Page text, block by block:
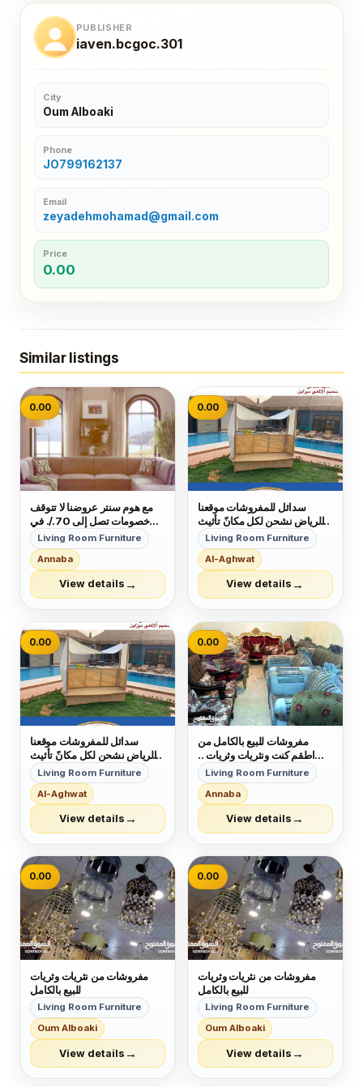
PUBLISHER
iaven.bcgoc.301
City
Oum Alboaki
Phone
JO799162137
Email
zeyadehmohamad@gmail.com
Price
0.00
Similar listings
0.00
مع هوم سنتر عروضنا لا تتوقف
خصومات تصل إلى 70./. في
جميع فروعنا بالمملكه على
موديلات 2018
Living Room Furniture
Annaba
View details →
0.00
سدائل للمفروشات موقعنا
الرياض نشحن لكل مكانً تأثيث
مشاريع كافيهات .. شاليهات..
قاعات افراح تأثيث منازل فلل
شقق مفروشة فنادق تنجيد كنب
تفصيل سرر هيدبورد حسب
الطلب للتواصل واتساب
Living Room Furniture
Al-Aghwat
View details →
0.00
سدائل للمفروشات موقعنا
الرياض نشحن لكل مكانً تأثيث
مشاريع كافيهات .. شاليهات..
قاعات افراح تأثيث منازل فلل
شقق مفروشة فنادق تنجيد كنب
تفصيل سرر هيدبورد حسب
الطلب للتواصل واتساب
0508120854 حسابنا...
Living Room Furniture
Al-Aghwat
View details →
0.00
مفروشات للبيع بالكامل من
اطقم كنت ونثريات وثريات ..
عمان - الاردن
Living Room Furniture
Annaba
View details →
0.00
مفروشات من نثريات وثريات
للبيع بالكامل
Living Room Furniture
Oum Alboaki
View details →
0.00
مفروشات من نثريات وثريات
للبيع بالكامل
Living Room Furniture
Oum Alboaki
View details →